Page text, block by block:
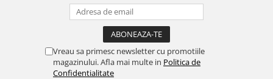
Vreau sa primesc newsletter cu promotiile
magazinului. Afla mai multe in Politica de
Confidentialitate